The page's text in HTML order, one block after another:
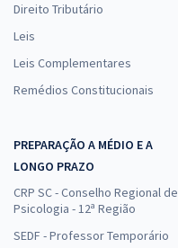
Direito Tributário
Leis
Leis Complementares
Remédios Constitucionais
PREPARAÇÃO A MÉDIO E A
LONGO PRAZO
CRP SC - Conselho Regional de
Psicologia - 12ª Região
SEDF - Professor Temporário